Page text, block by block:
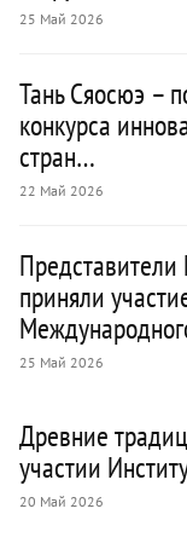
25 Май 2026
приняли
25 Май 2026
Тань Сяосюэ –
конкурса
стран…
22 Май 2026
Древние
участии
20 Май 2026